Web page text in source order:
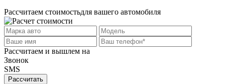
Рассчитаем стоимостьдля вашего автомобиля
Рассчитаем и вышлем на
Звонок
SMS
Рассчитать